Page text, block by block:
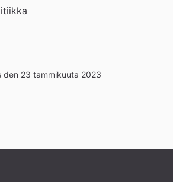
den 23 tammikuuta 2023